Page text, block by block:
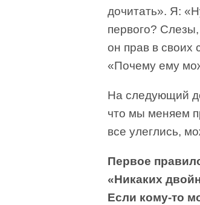
дочитать». Я:
первого?
он прав в своих
«Почему ему
На следующий
что мы меняем
все улеглись,
Первое
«Никаких
Если кому-то